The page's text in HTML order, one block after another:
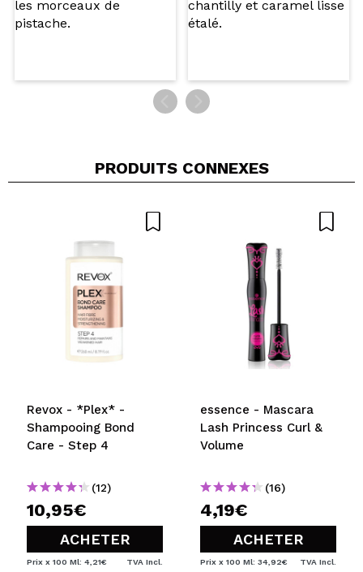
PRODUITS CONNEXES
Revox - *Plex* -
Shampooing Bond
Care - Step 4
(12)
10,95€
ACHETER
Prix x 100 Ml: 4,21€ TVA Incl.
essence - Mascara
Lash Princess Curl &
Volume
(16)
4,19€
ACHETER
Prix x 100 Ml: 34,92€ TVA Incl.